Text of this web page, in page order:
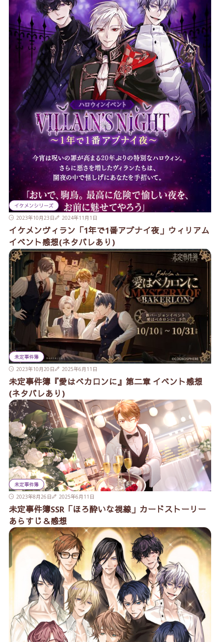
イケメンシリーズ
2023年10月23日
2024年11月1日
イケメンヴィラン「1年で1番アブナイ夜」ウィリアム
イベント感想(ネタバレあり)
未定事件簿
2023年10月20日
2025年6月11日
未定事件簿『愛はベカロンに』第二章 イベント感想
(ネタバレあり)
未定事件簿
2023年8月26日
2025年6月11日
未定事件簿SSR「ほろ酔いな視線」カードストーリー
あらすじ＆感想